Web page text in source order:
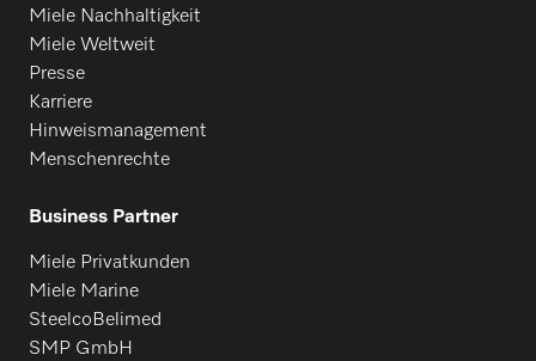
Miele Nachhaltigkeit
Miele Weltweit
Presse
Karriere
Hinweismanagement
Menschenrechte
Business Partner
Miele Privatkunden
Miele Marine
SteelcoBelimed
SMP GmbH